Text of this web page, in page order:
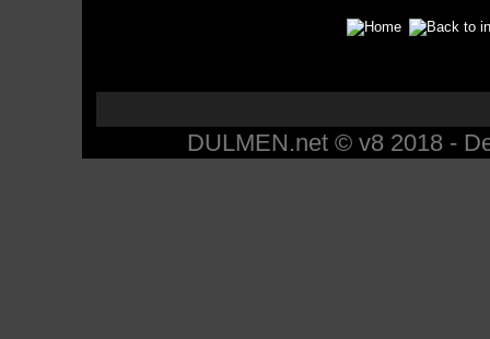
DULMEN.net © v8 2018 -